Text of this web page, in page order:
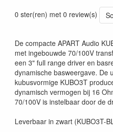
0 ster(ren) met 0 review(s)
De compacte APART Audio
met ingebouwde 70/100V
een 3" full range driver en
dynamische basweergave. De
kubusvormige KUBO3T
dynamisch vermogen bij 16
70/100V is instelbaar door de
Leverbaar in zwart (KUBO3T-